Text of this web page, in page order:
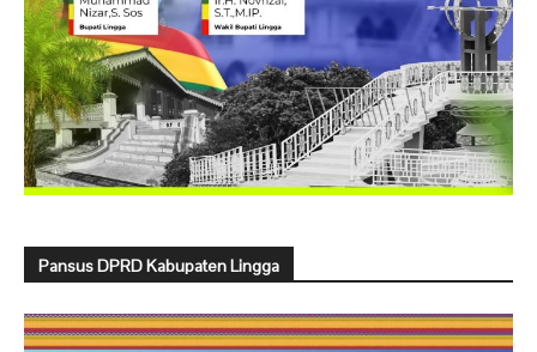
Pansus DPRD Kabupaten Lingga